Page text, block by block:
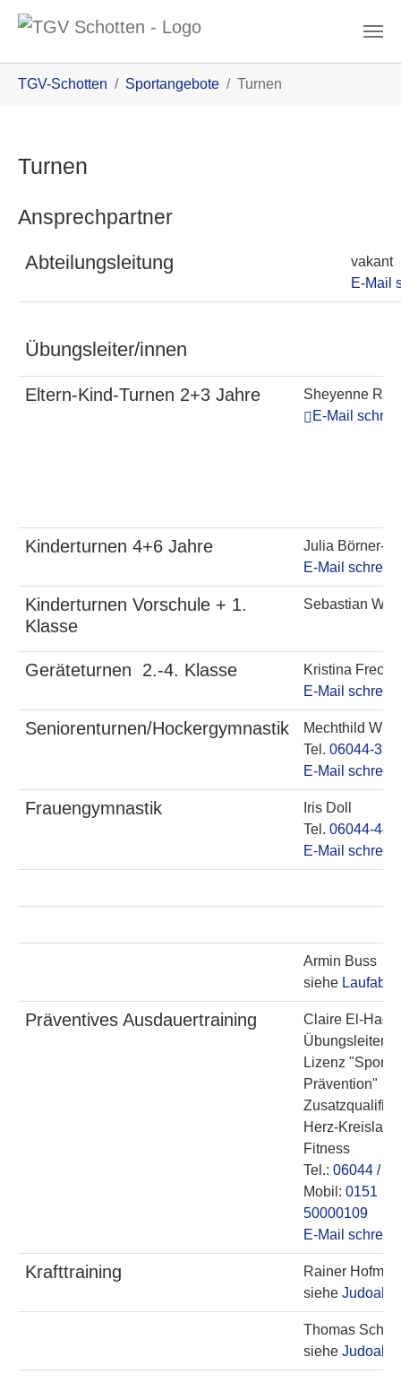
TGV-Schotten Sportangebote Turnen
Turnen
Ansprechpartner
Abteilungsleitung
vakant
E-Mail
Übungsleiter/innen
Eltern-Kind-Turnen 2+3 Jahre
Sheyenne
E-Mail
Kinderturnen 4+6 Jahre
Julia Börner-
E-Mail
Kinderturnen Vorschule + 1.
Klasse
Sebastian
Geräteturnen 2.-4. Klasse
Kristina Frech
E-Mail
Seniorenturnen/Hockergymnastik
Mechthild
Tel. 06044-
E-Mail
Frauengymnastik
Iris Doll
Tel. 06044-
E-Mail
Armin Buss
siehe
Präventives Ausdauertraining
Claire El-
Übungsleiter
Lizenz "Sport
Prävention"
Herz-Kreislauf-
Fitness
Tel.: 06044 /
Mobil: 0151
50000109
E-Mail
Krafttraining
Rainer
siehe
Thomas
siehe